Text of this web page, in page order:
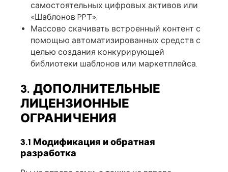
самостоятельных цифровых активов или
«Шаблонов PPT»;
Массово скачивать встроенный контент с
помощью автоматизированных средств с
целью создания конкурирующей
библиотеки шаблонов или маркетплейса.
3. ДОПОЛНИТЕЛЬНЫЕ
ЛИЦЕНЗИОННЫЕ
ОГРАНИЧЕНИЯ
3.1 Модификация и обратная
разработка